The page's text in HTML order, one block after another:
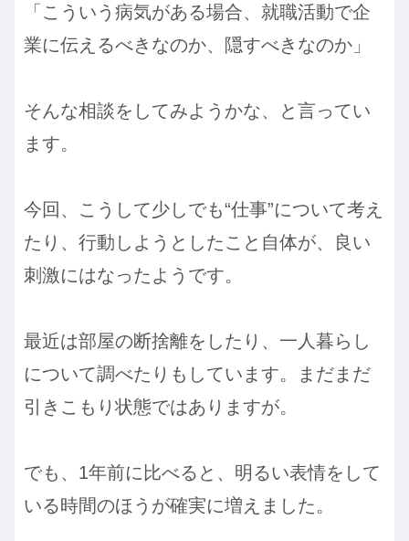
「こういう病気がある場合、就職活動で企
業に伝えるべきなのか、隠すべきなのか」
そんな相談をしてみようかな、と言ってい
ます。
今回、こうして少しでも“仕事”について考え
たり、行動しようとしたこと自体が、良い
刺激にはなったようです。
最近は部屋の断捨離をしたり、一人暮らし
について調べたりもしています。まだまだ
引きこもり状態ではありますが。
でも、1年前に比べると、明るい表情をして
いる時間のほうが確実に増えました。